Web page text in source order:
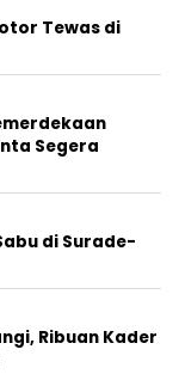
Tewas di
Segera
di Surade-
Ribuan Kader